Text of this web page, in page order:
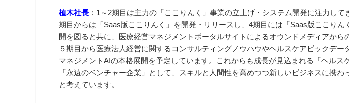
植木社長 ：1～2期目は主力の「ここりんく」事業の立上げ・システム開発に注力して
期目からは「Saas版ここりんく」を開発・リリースし、4期目には「Saas版ここりん
開を図ると共に、医療経営マネジメントポータルサイトによるオウンドメディアから
５期目から医療法人経営に関するコンサルティングノウハウやヘルスケアビックデー
マネジメントAIの本格展開を予定しています。これからも成長が見込まれる「ヘルス
「永遠のベンチャー企業」として、スキルと人間性を高めつつ新しいビジネスに携わ
と考えています。